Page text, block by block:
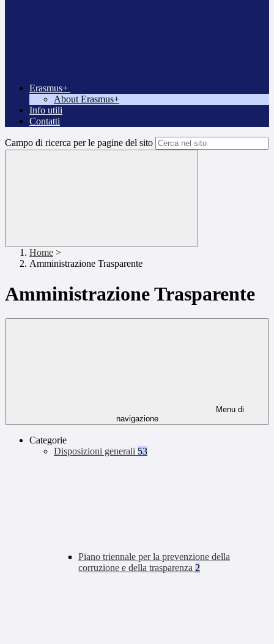
Erasmus+
About Erasmus+
Info utili
Contatti
Campo di ricerca per le pagine del sito
Home >
Amministrazione Trasparente
Amministrazione Trasparente
Menu di
navigazione
Categorie
Disposizioni generali 53
Piano triennale per la prevenzione della
corruzione e della trasparenza 2